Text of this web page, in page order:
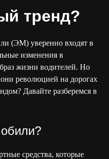
тренд?
(ЭМ) уверенно входят в
изменения в
жизни водителей. Но
революцией на дорогах
Давайте разберемся в
средства, которые